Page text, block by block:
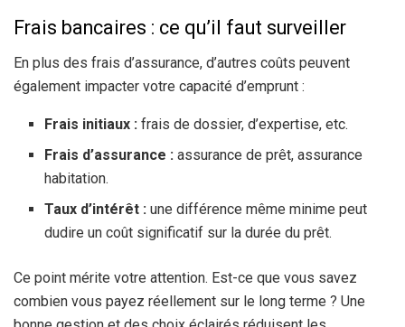
Frais bancaires : ce qu’il faut surveiller
En plus des frais d’assurance, d’autres coûts peuvent
également impacter votre capacité d’emprunt :
Frais initiaux : frais de dossier, d’expertise, etc.
Frais d’assurance : assurance de prêt, assurance
habitation.
Taux d’intérêt : une différence même minime peut
dudire un coût significatif sur la durée du prêt.
Ce point mérite votre attention. Est-ce que vous savez
combien vous payez réellement sur le long terme ? Une